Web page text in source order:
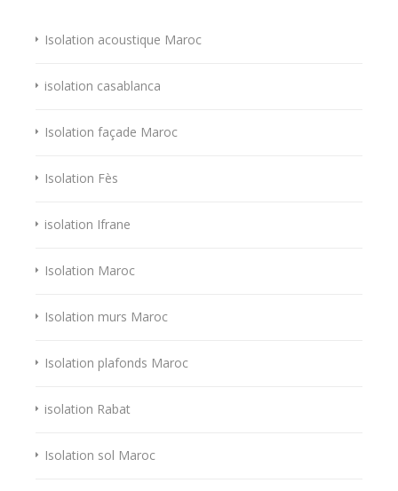
Isolation acoustique Maroc
isolation casablanca
Isolation façade Maroc
Isolation Fès
isolation Ifrane
Isolation Maroc
Isolation murs Maroc
Isolation plafonds Maroc
isolation Rabat
Isolation sol Maroc